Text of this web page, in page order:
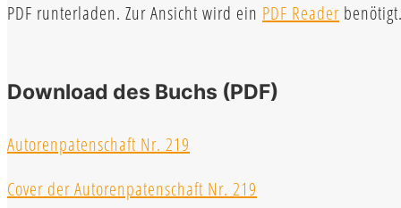
PDF runterladen. Zur Ansicht wird ein PDF Reader
Download des Buchs (PDF)
Autorenpatenschaft Nr. 219
Cover der Autorenpatenschaft Nr. 219